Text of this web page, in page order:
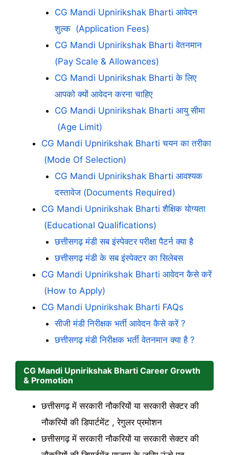
CG Mandi Upnirikshak Bharti आवेदन
शुल्क (Application Fees)
CG Mandi Upnirikshak Bharti वेतनमान
(Pay Scale & Allowances)
CG Mandi Upnirikshak Bharti के लिए
आपको क्यों आवेदन करना चाहिए
CG Mandi Upnirikshak Bharti आयु सीमा
(Age Limit)
CG Mandi Upnirikshak Bharti चयन का तरीका
(Mode Of Selection)
CG Mandi Upnirikshak Bharti आवश्यक
दस्तावेज (Documents Required)
CG Mandi Upnirikshak Bharti शैक्षिक योग्यता
(Educational Qualifications)
छत्तीसगढ़ मंडी सब इंस्पेक्टर परीक्षा पैटर्न क्या है
छत्तीसगढ़ मंडी के सब इंस्पेक्टर का सिलेबस
CG Mandi Upnirikshak Bharti आवेदन कैसे करें
(How to Apply)
CG Mandi Upnirikshak Bharti FAQs
सीजी मंडी निरीक्षक भर्ती आवेदन कैसे करें ?
छत्तीसगढ़ मंडी निरीक्षक भर्ती वेतनमान क्या है ?
CG Mandi Upnirikshak Bharti Career Growth
& Promotion
छत्तीसगढ़ में सरकारी नौकरियों या सरकारी सेक्टर की
नौकरियों की डिपार्टमेंट , रेगुलर प्रमोशन
छत्तीसगढ़ में सरकारी नौकरियों या सरकारी सेक्टर की